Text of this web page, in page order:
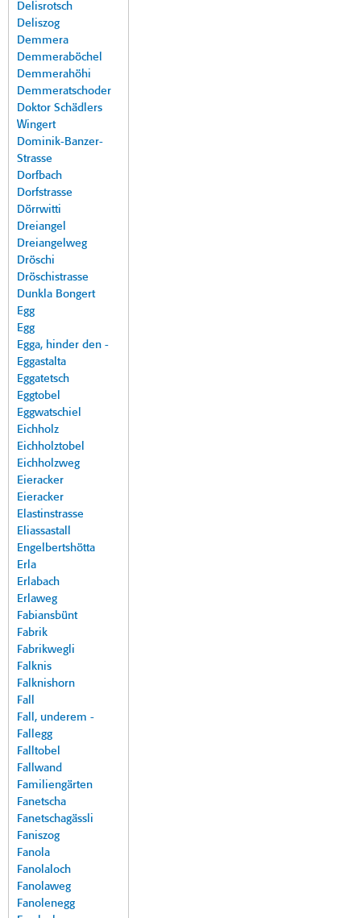
Delisrotsch
Deliszog
Demmera
Demmeraböchel
Demmerahöhi
Demmeratschoder
Doktor Schädlers
Wingert
Dominik-Banzer-
Strasse
Dorfbach
Dorfstrasse
Dörrwitti
Dreiangel
Dreiangelweg
Dröschi
Dröschistrasse
Dunkla Bongert
Egg
Egg
Egga, hinder den -
Eggastalta
Eggatetsch
Eggtobel
Eggwatschiel
Eichholz
Eichholztobel
Eichholzweg
Eieracker
Eieracker
Elastinstrasse
Eliassastall
Engelbertshötta
Erla
Erlabach
Erlaweg
Fabiansbünt
Fabrik
Fabrikwegli
Falknis
Falknishorn
Fall
Fall, underem -
Fallegg
Falltobel
Fallwand
Familiengärten
Fanetscha
Fanetschagässli
Faniszog
Fanola
Fanolaloch
Fanolaweg
Fanolenegg